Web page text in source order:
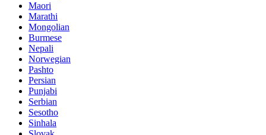
Maori
Marathi
Mongolian
Burmese
Nepali
Norwegian
Pashto
Persian
Punjabi
Serbian
Sesotho
Sinhala